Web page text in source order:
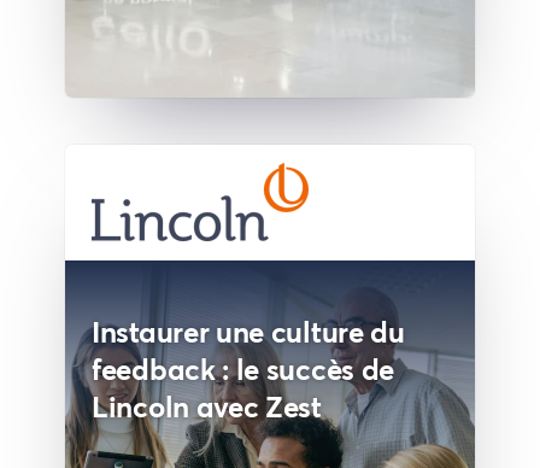
Instaurer une culture du
feedback : le succès de
Lincoln avec Zest